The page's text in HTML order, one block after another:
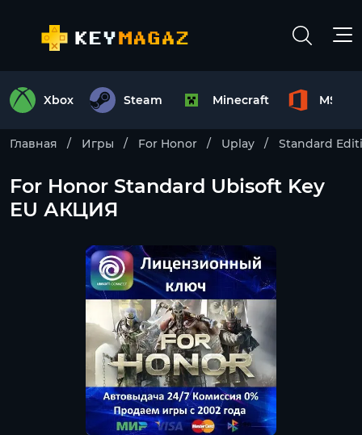
Xbox Steam Minecraft MS
Главная Игры For Honor Uplay Standard
For Honor Standard Ubisoft Key
EU АКЦИЯ